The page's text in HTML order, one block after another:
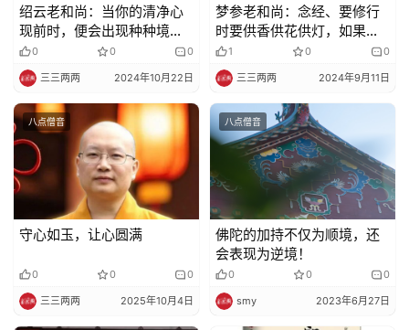
绍云老和尚：当你的清净心
现前时，便会出现种种境界
或是景象
0 0 0
三三两两 2024年10月22日
梦参老和尚：念经、要修行
时要供香供花供灯，如果你
都没有，可以这样做
1 0 0
三三两两 2024年9月11日
八点僧音
守心如玉，让心圆满
0 0 0
三三两两 2025年10月4日
八点僧音
佛陀的加持不仅为顺境，还
会表现为逆境！
0 0 0
smy 2023年6月27日